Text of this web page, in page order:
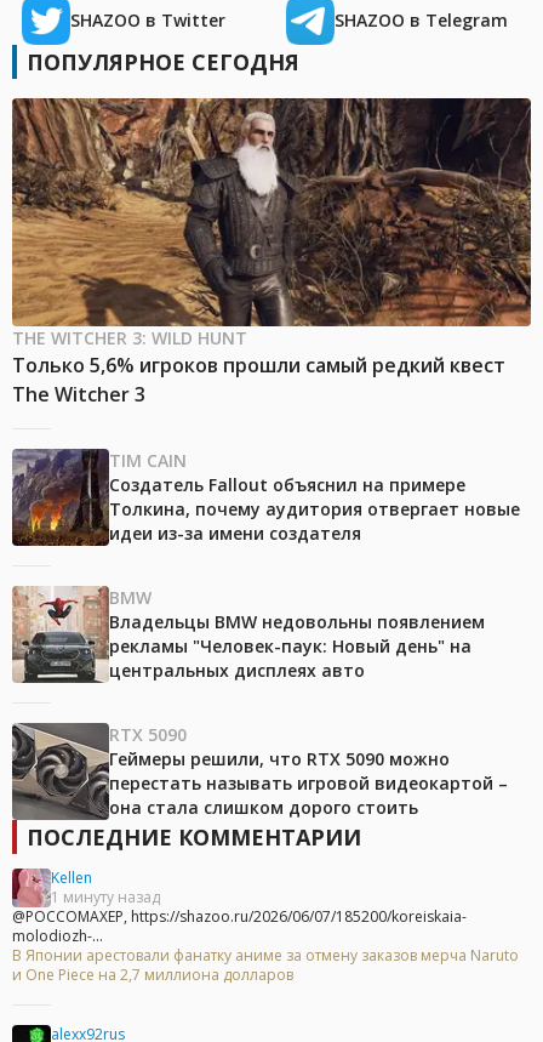
SHAZOO в Twitter SHAZOO в Telegram
ПОПУЛЯРНОЕ СЕГОДНЯ
THE WITCHER 3: WILD HUNT
Только 5,6% игроков прошли самый редкий квест
The Witcher 3
TIM CAIN
Создатель Fallout объяснил на примере
Толкина, почему аудитория отвергает новые
идеи из-за имени создателя
BMW
Владельцы BMW недовольны появлением
рекламы "Человек-паук: Новый день" на
центральных дисплеях авто
RTX 5090
Геймеры решили, что RTX 5090 можно
перестать называть игровой видеокартой –
она стала слишком дорого стоить
ПОСЛЕДНИЕ КОММЕНТАРИИ
Kellen
1 минуту назад
@POCCOMAXEP, https://shazoo.ru/2026/06/07/185200/koreiskaia-
molodiozh-...
В Японии арестовали фанатку аниме за отмену заказов мерча Naruto
и One Piece на 2,7 миллиона долларов
alexx92rus